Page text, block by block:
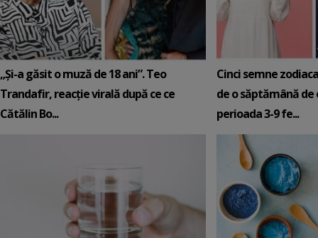
„Și-a găsit o muză de 18 ani”. Teo
Trandafir, reacție virală după ce ce
Cătălin Bo...
Cinci semne
de o săptămână de
perioada 3-9 fe...